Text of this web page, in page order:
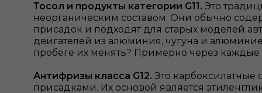
Тосол и продукты категории G11. Это
неорганическим составом. Они обычно
присадок и подходят для старых моделей
двигателей из алюминия, чугуна и
пробеге их менять? Примерно через каждые
Антифризы класса G12. Это карбоксилатные
присадками. Их основой является